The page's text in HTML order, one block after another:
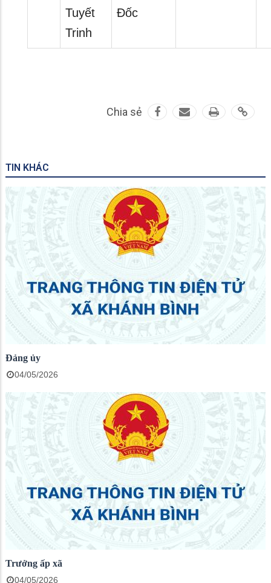
Tuyết
Trinh
Đốc
Chia sẻ
TIN KHÁC
Đảng ủy
04/05/2026
Trưởng ấp xã
04/05/2026